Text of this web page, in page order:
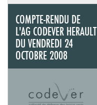
COMPTE-RENDU DE
L'AG CODEVER HERAULT
DU VENDREDI 24
OCTOBRE 2008